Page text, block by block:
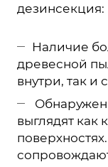
дезинсекция:
Наличие
древесной
внутри, так и
выглядят как